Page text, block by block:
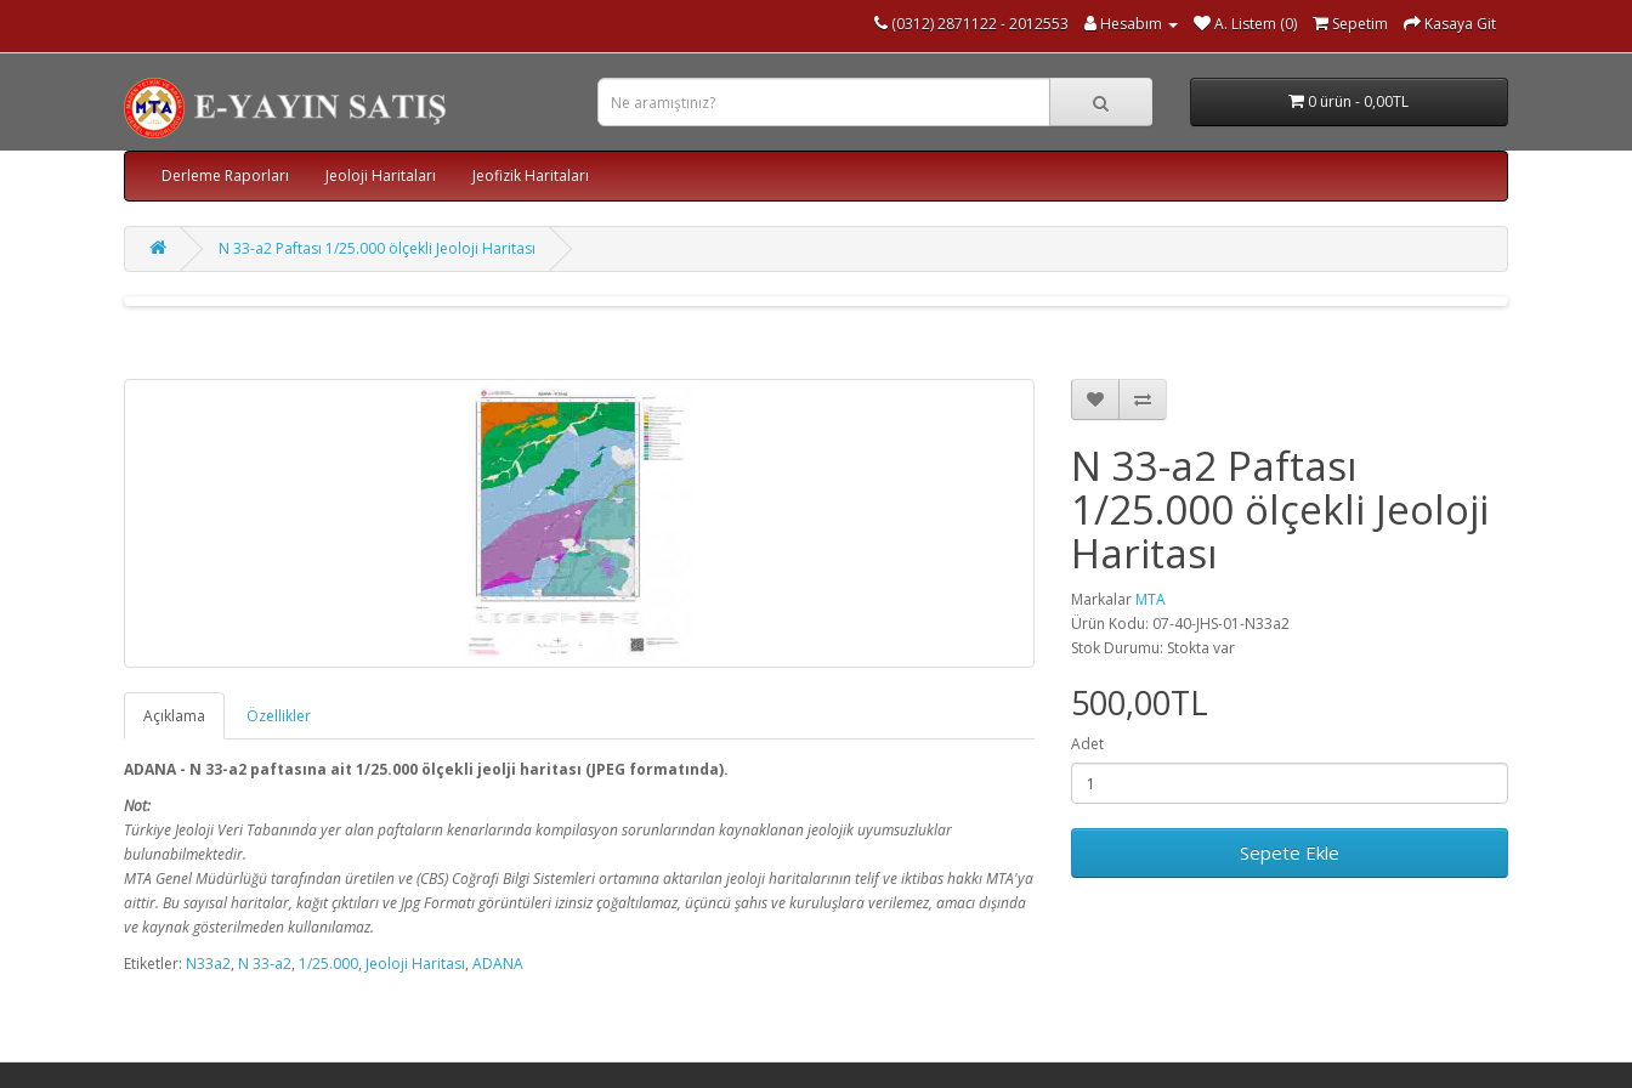
(0312) 2871122 - 2012553 Hesabım A. Listem (0) Sepetim Kasaya Git
0 ürün - 0,00TL
Derleme Raporları Jeoloji Haritaları Jeofizik Haritaları
N 33-a2 Paftası 1/25.000 ölçekli Jeoloji Haritası
Açıklama Özellikler
ADANA - N 33-a2 paftasına ait 1/25.000 ölçekli jeolji haritası (JPEG formatında).
Not:
Türkiye Jeoloji Veri Tabanında yer alan paftaların kenarlarında kompilasyon sorunlarından kaynaklanan jeolojik uyumsuzluklar
bulunabilmektedir.
MTA Genel Müdürlüğü tarafından üretilen ve (CBS) Coğrafi Bilgi Sistemleri ortamına aktarılan jeoloji haritalarının telif ve iktibas hakkı MTA'ya
aittir. Bu sayısal haritalar, kağıt çıktıları ve Jpg Formatı görüntüleri izinsiz çoğaltılamaz, üçüncü şahıs ve kuruluşlara verilemez, amacı dışında
ve kaynak gösterilmeden kullanılamaz.
N 33-a2 Paftası
1/25.000 ölçekli Jeoloji
Haritası
Markalar MTA
Ürün Kodu: 07-40-JHS-01-N33a2
Stok Durumu: Stokta var
500,00TL
Adet
Sepete Ekle
Etiketler: N33a2, N 33-a2, 1/25.000, Jeoloji Haritası, ADANA